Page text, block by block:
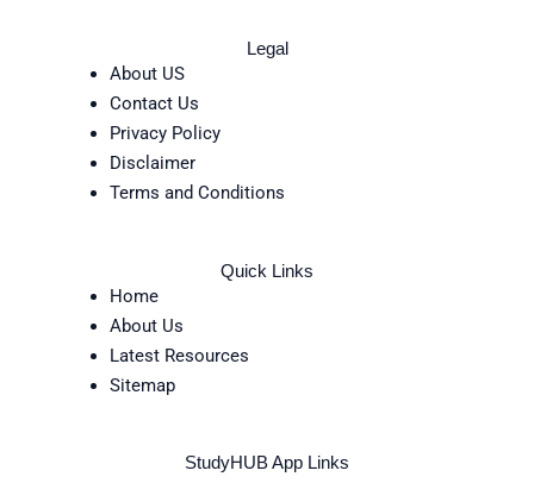
Legal
About US
Contact Us
Privacy Policy
Disclaimer
Terms and Conditions
Quick Links
Home
About Us
Latest Resources
Sitemap
StudyHUB App Links